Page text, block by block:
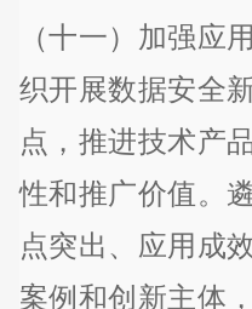
（十一）加强应
织开展数据安全
点，推进技术产
性和推广价值。
点突出、应用成
案例和创新主体